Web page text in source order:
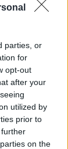
parties, or
for
opt-out
after your
utilized by
prior to
on the